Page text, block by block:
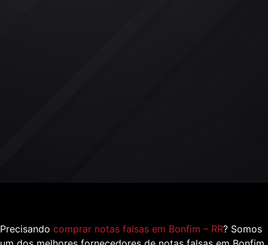
Precisando comprar notas falsas em Bonfim – RR? Somos